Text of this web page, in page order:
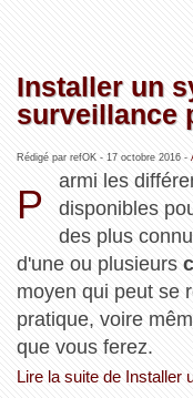
Installer un
surveillance
Rédigé par refOK - 17 octobre 2016-
P
armi les
disponibles
des plus
d'une ou plusieurs
moyen qui peut se
pratique, voire
que vous ferez.
Lire la suite de Installer